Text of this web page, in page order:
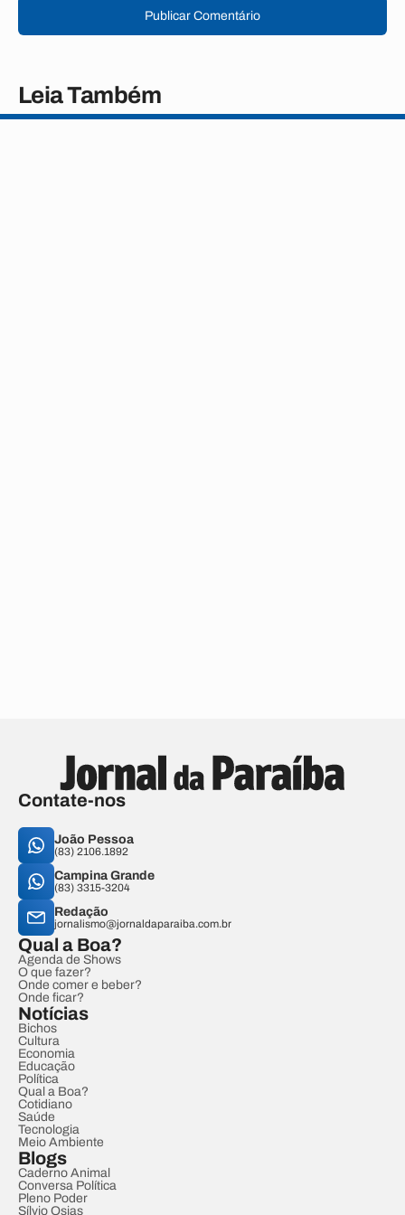
Publicar Comentário
Leia Também
Contate-nos
João Pessoa
(83) 2106.1892
Campina Grande
(83) 3315-3204
Redação
jornalismo@jornaldaparaiba.com.br
Qual a Boa?
Agenda de Shows
O que fazer?
Onde comer e beber?
Onde ficar?
Notícias
Bichos
Cultura
Economia
Educação
Política
Qual a Boa?
Cotidiano
Saúde
Tecnologia
Meio Ambiente
Blogs
Caderno Animal
Conversa Política
Pleno Poder
Sílvio Osias